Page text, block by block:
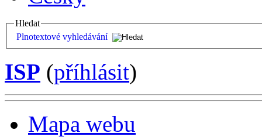
Hledat
Plnotextové vyhledávání
ISP (příhlásit)
Mapa webu